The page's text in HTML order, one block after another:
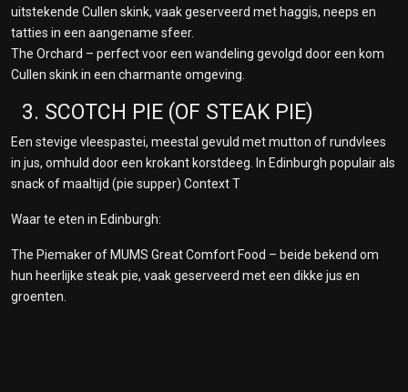
uitstekende Cullen skink, vaak geserveerd met haggis, neeps en
tatties in een aangename sfeer.
The Orchard – perfect voor een wandeling gevolgd door een kom
Cullen skink in een charmante omgeving.
3. SCOTCH PIE (OF STEAK PIE)
Een stevige vleespastei, meestal gevuld met mutton of rundvlees
in jus, omhuld door een krokant korstdeeg. In Edinburgh populair als
snack of maaltijd (pie supper) Context T
Waar te eten in Edinburgh:
The Piemaker of MUMS Great Comfort Food – beide bekend om
hun heerlijke steak pie, vaak geserveerd met een dikke jus en
groenten.